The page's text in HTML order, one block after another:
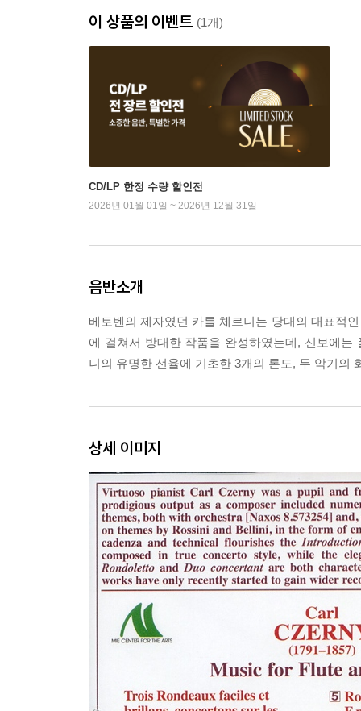
이 상품의 이벤트 (1개)
CD/LP 한정 수량 할인전
2026년 01월 01일 ~ 2026년 12월 31일
음반소개
베토벤의 제자였던 카를 체르니는 당대의 대표적
에 걸쳐서 방대한 작품을 완성하였는데, 신보에
니의 유명한 선율에 기초한 3개의 론도, 두 악기의
상세 이미지